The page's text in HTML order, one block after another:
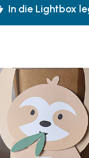
In die Lightbox